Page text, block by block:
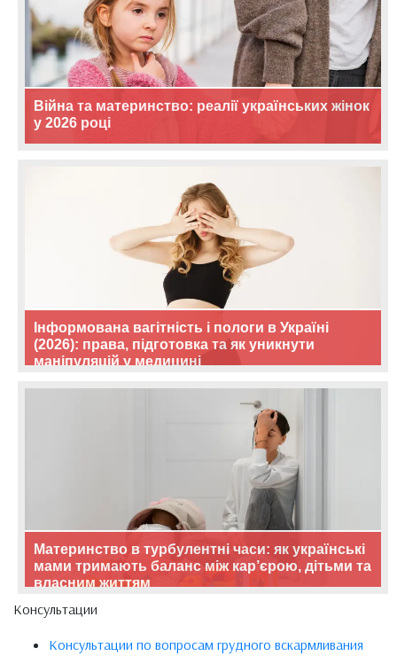
Війна та материнство: реалії українських жінок
у 2026 році
Інформована вагітність і пологи в Україні
(2026): права, підготовка та як уникнути
маніпуляцій у медицині
Материнство в турбулентні часи: як українські
мами тримають баланс між кар’єрою, дітьми та
власним життям
Консультации
Консультации по вопросам грудного вскармливания